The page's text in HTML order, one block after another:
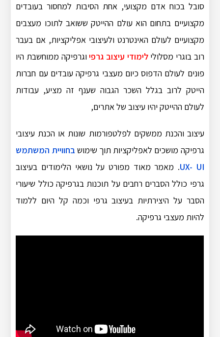
סובל בכוח אדם מקצועי, אחת הסיבות למחסור בעובדים
מקצועיים בתחום הוא עולם ההייטק ששואב לתוכו מעצבים
מקצועיים לעולם האינטרנט ולעיצובי אפליקציות, אם בעבר
רוב בוגרי מסלולילימודי עיצוב גרפיוגרפיקה ממוחשבת היו
פונים לעולם הדפוס כיום מעצבי גרפיקה עובדים עם חברות
הייטק לרוב בגלל השכר הגבוה שענף זה מציע, עבודות
לעולם ההייטק יהיו עיצוב של אתרים,
עיצוב והכנת ממשקים לפלטפורמות שונות או הכנת עיצובי
גרפיקה מושכים לאפליקציות תוך שימושבחוויית המשתמש
UX- UI. מאמר מאוד מפורט על נושאי הלימודים בעיצוב
גרפי כולל הסברים רחבים על תוכנות בגרפיקה כולל שיעורי
הסבר על היצירתיות בעיצוב גרפי וכמה קל היום ללמוד
להיות מעצבי גרפיקה.